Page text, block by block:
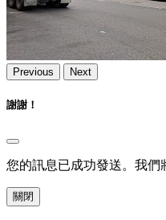
Previous Next
謝謝！
您的訊息已成功發送。我們
關閉